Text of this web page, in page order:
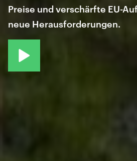
Preise und verschärfte EU-
neue Herausforderungen.